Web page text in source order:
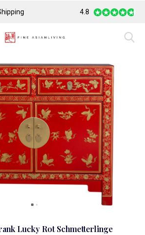
Safe Payment
4.8
Lucky Rot Schmetterlinge